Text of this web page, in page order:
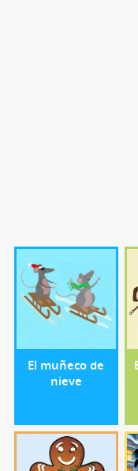
El muñeco de
nieve